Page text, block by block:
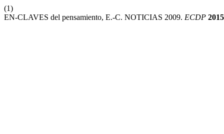
(1)
EN-CLAVES del pensamiento, E.-C. NOTICIAS 2009. ECDP 2015